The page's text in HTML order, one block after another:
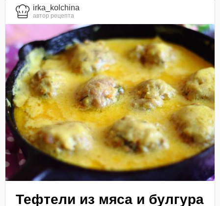
irka_kolchina
автор рецепта
Тефтели из мяса и булгура